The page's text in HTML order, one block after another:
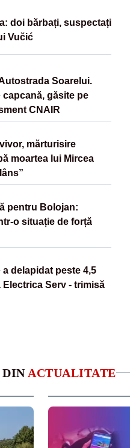
doi bărbați, suspectați
Vučić
Soarelui.
capcană, găsite pe
CNAIR
mărturisire
moartea lui Mircea
pentru Bolojan:
o situație de forță
a delapidat peste 4,5
Electrica Serv - trimisă
ACTUALITATE